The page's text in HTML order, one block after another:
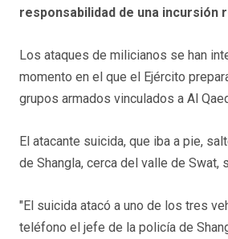
responsabilidad de una incursión
Los ataques de milicianos se han
momento en el que el Ejército
grupos armados vinculados a Al
El atacante suicida, que iba a pie,
de Shangla, cerca del valle de Swat,
"El suicida atacó a uno de los tres
teléfono el jefe de la policía de